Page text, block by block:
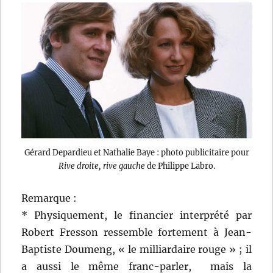
Gérard Depardieu et Nathalie Baye : photo publicitaire pour
Rive droite, rive gauchede Philippe Labro.
Remarque :
* Physiquement, le financier interprété par
Robert Fresson ressemble fortement à Jean-
Baptiste Doumeng, « le milliardaire rouge » ; il
a aussi le même franc-parler, mais la